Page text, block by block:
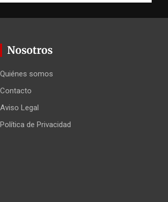
Nosotros
Quiénes somos
Contacto
Aviso Legal
Política de Privacidad